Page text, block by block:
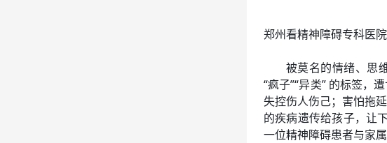
郑州看精神障碍专科医
被莫名的情绪、思
“疯子”“异类” 的标签，
失控伤人伤己；害怕拖
的疾病遗传给孩子，让
一位精神障碍患者与家